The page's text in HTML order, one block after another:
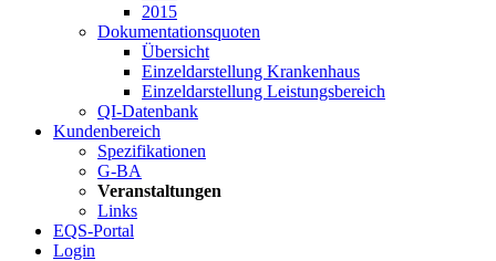
2015
Dokumentationsquoten
Übersicht
Einzeldarstellung Krankenhaus
Einzeldarstellung Leistungsbereich
QI-Datenbank
Kundenbereich
Spezifikationen
G-BA
Veranstaltungen
Links
EQS-Portal
Login